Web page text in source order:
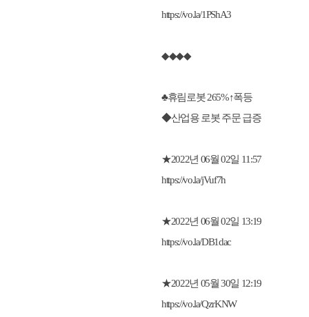
https://vo.la/1PShA3
◆◆◆◆
♣휴림로봇 265%↑폭등
◆산업용 로봇 주문 급증
★2022년 06월 02일 11:57
https://vo.la/jVuf7h
★2022년 06월 02일 13:19
https://vo.la/DB1dac
★2022년 05월 30일 12:19
https://vo.la/QzrKNW